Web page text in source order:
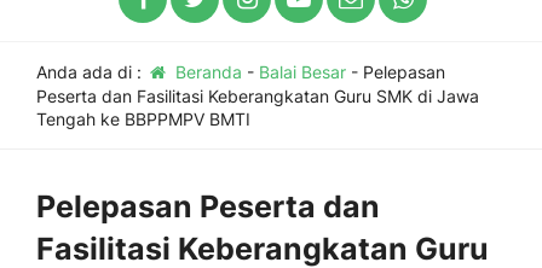
Anda ada di : Beranda - Balai Besar- Pelepasan
Peserta dan Fasilitasi Keberangkatan Guru SMK di Jawa
Tengah ke BBPPMPV BMTI
Pelepasan Peserta dan
Fasilitasi Keberangkatan Guru